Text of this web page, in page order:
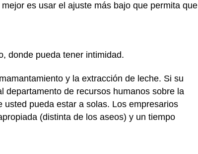
es usar el ajuste más bajo que permita que
donde pueda tener intimidad.
y la extracción de leche. Si su
departamento de recursos humanos sobre la
pueda estar a solas. Los empresarios
(distinta de los aseos) y un tiempo